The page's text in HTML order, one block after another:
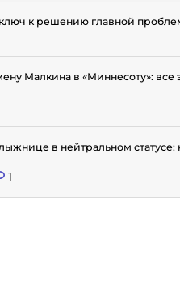
к решению главной
Малкина в «Миннесоту»: все
в нейтральном статусе:
1